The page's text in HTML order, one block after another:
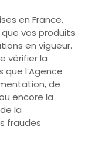
en France,
vos produits
en vigueur.
vérifier la
l’Agence
de
encore la
la
fraudes